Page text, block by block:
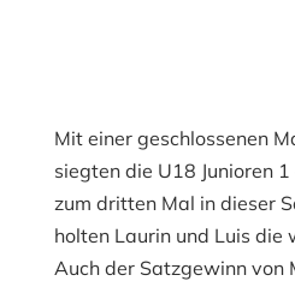
Mit einer geschlossenen
siegten die U18 Junioren
zum dritten Mal in dieser
holten Laurin und Luis die
Auch der Satzgewinn von